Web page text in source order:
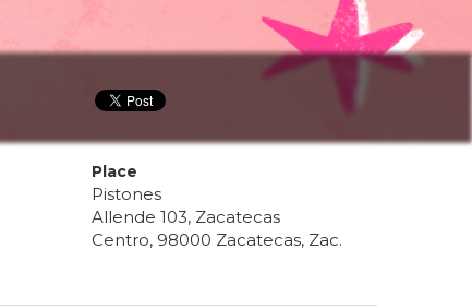
Place
Pistones
Allende 103, Zacatecas
Centro, 98000 Zacatecas, Zac.